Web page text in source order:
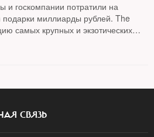
и госкомпании потратили на
подарки миллиарды рублей. The
самых крупных и экзотических
СВЯЗЬ